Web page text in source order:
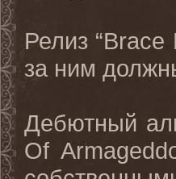
Релиз “Brace
за ним
Дебютный
Of